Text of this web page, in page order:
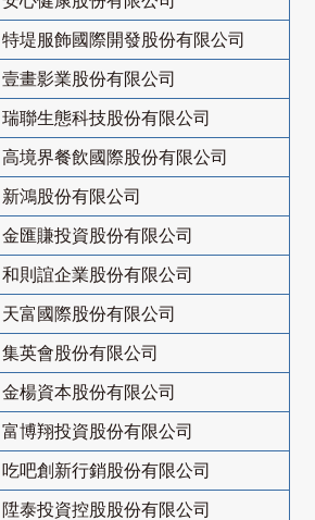
特堤服飾國際開發股份有限公司
壹畫影業股份有限公司
瑞聯生態科技股份有限公司
高境界餐飲國際股份有限公司
新鴻股份有限公司
金匯賺投資股份有限公司
和則誼企業股份有限公司
天富國際股份有限公司
集英會股份有限公司
金楊資本股份有限公司
富博翔投資股份有限公司
吃吧創新行銷股份有限公司
陞泰投資控股股份有限公司